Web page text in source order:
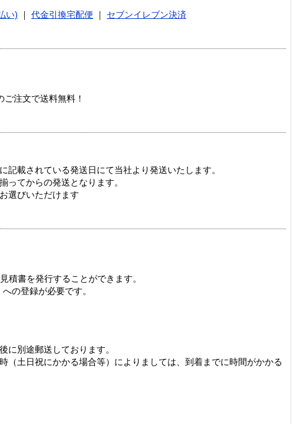
い) 代金引換宅配便
セブンイレブン決済
注文で送料無料！
載されている発送日にて当社より発送いたします。
ってからの発送となります。
選びいただけます
積書を発行することができます。
の登録が必要です。
に別途郵送しております。
（土日祝にかかる場合等）によりましては、到着までに時間がかかる